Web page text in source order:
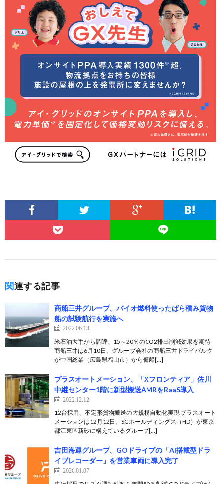
関連する記事
商船三井グループ、バイオ燃料使ったばら積み貨物
船の試験航行を実施へ
2022.06.13
米石油大手から調達、15～20％のCO2排出削減効果を期待
商船三井は6月10日、グループ会社の商船三井ドライバルク
が中国総業（広島県福山市）から傭船[…]
プラスオートメーション、「Xフロンティア」佐川
中継センター1階に新型搬送AMRをRaaS導入
2022.12.12
12台採用、不定形貨物搬送の大規模自動化実現 プラスオート
メーションは12月12日、SGホールディングス（HD）が東京
都江東区新砂に構えているグループ[…]
吉田海運グループ、GOドライブの「AI搭載型ドラ
イブレコーダー」を営業車両に導入完了
2026.01.07